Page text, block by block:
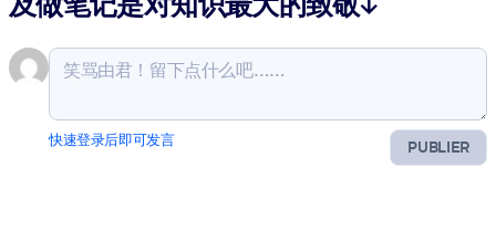
PUBLIER
快速登录后即可发言